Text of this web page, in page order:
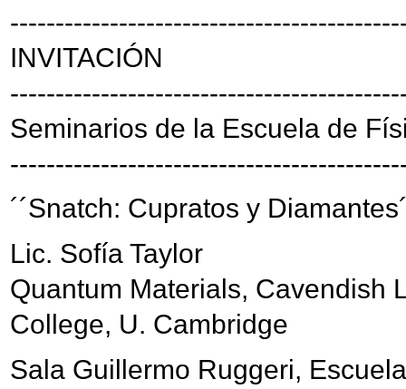
INVITACIÓN
Seminarios de la Escuela de
´´Snatch: Cupratos y
Lic. Sofía Taylor
Quantum Materials, Cavendish
College, U. Cambridge
Sala Guillermo Ruggeri,